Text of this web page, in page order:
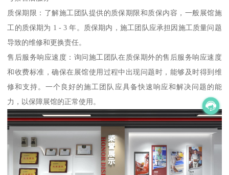
质保期限：了解施工团队提供的质保期限和质保内容，一般展馆施
工的质保期为 1 - 3 年。质保期内，施工团队应承担因施工质量问题
导致的维修和更换责任。
售后服务响应速度：询问施工团队在质保期外的售后服务响应速度
和收费标准，确保在展馆使用过程中出现问题时，能够及时得到维
修和支持。一个良好的施工团队应具备快速响应和解决问题的能
力，以保障展馆的正常使用。